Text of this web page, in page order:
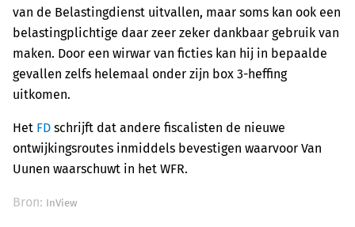
van de Belastingdienst uitvallen, maar soms kan ook een
belastingplichtige daar zeer zeker dankbaar gebruik van
maken. Door een wirwar van ficties kan hij in bepaalde
gevallen zelfs helemaal onder zijn box 3-heffing
uitkomen.
Het FD schrijft dat andere fiscalisten de nieuwe
ontwijkingsroutes inmiddels bevestigen waarvoor Van
Uunen waarschuwt in het WFR.
Bron: InView